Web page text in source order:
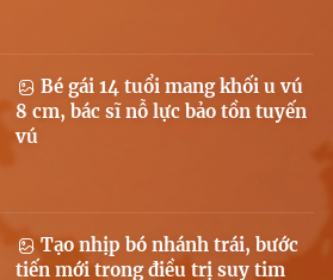
Bé gái 14 tuổi mang khối u vú
8 cm, bác sĩ nỗ lực bảo tồn tuyến
vú
Tạo nhịp bó nhánh trái, bước
tiến mới trong điều trị suy tim